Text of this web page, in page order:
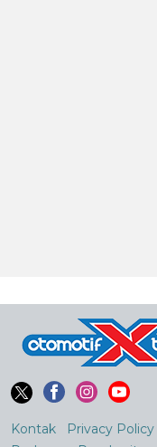
Kontak Privacy Policy